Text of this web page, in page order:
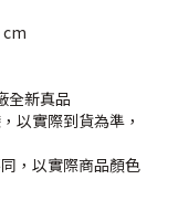
cm
全新真品
以實際到貨為準，
，以實際商品顏色